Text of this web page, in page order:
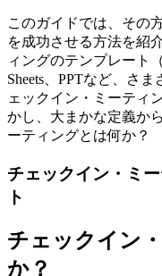
このガイドでは、その
を成功させる方法を紹
ィングのテンプレート
Sheets、PPTなど、さ
ェックイン・ミーティ
かし、大まかな定義か
ーティングとは何か？
チェックイン・ミ
ト
チェックイン
か？